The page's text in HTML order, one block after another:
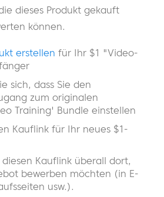
dieses Produkt gekauft
können.
erstellen für Ihr $1 "Video-
sich, dass Sie den
zum originalen
Training' Bundle einstellen
Kauflink für Ihr neues $1-
Kauflink überall dort,
bewerben möchten (in E-
usw.).